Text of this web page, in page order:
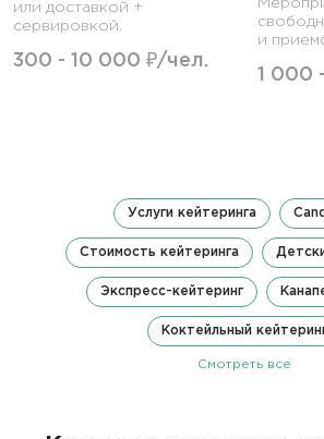
или доставкой +
сервировкой.
300 - 10 000 ₽/чел.
и
1 000
Услуги кейтеринга
Стоимость кейтеринга
Экспресс-кейтеринг
Коктейльный
Смотреть все